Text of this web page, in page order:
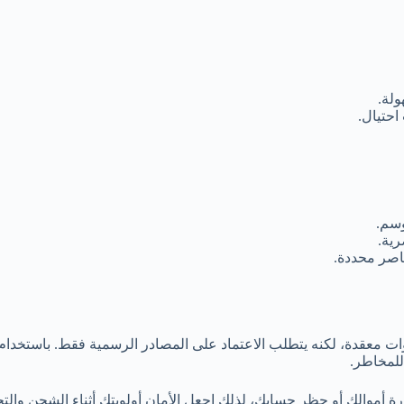
محددة.
أموالك أو حظر حسابك، لذلك اجعل الأمان أولويتك أثناء الشحن